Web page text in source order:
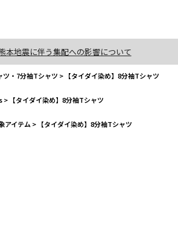
本地震に伴う集配への影響について
ツ・7分袖Tシャツ > 【タイダイ染め】8分袖Tシャツ
> 【タイダイ染め】8分袖Tシャツ
アイテム > 【タイダイ染め】8分袖Tシャツ